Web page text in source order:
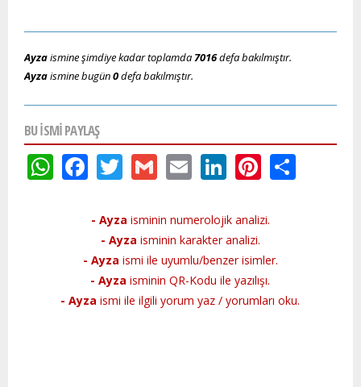
Ayzaismine şimdiye kadar toplamda 7016defa bakılmıştır.
Ayzaismine bugün0defa bakılmıştır.
BU ISMI PAYLAŞ
WhatsApp
Facebook
Twitter
GmailEmailLinkedIn
- Ayza isminin numerolojik analizi.
- Ayza isminin karakter analizi.
- Ayza ismi ile uyumlu/benzer isimler.
- Ayza isminin QR-Kodu ile yazılışı.
- Ayza ismi ile ilgili yorum yaz / yorumları oku.